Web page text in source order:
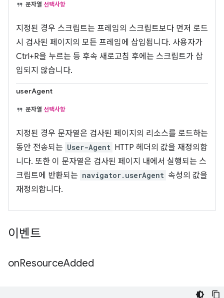
문자열 선택사항
지정된 경우 스크립트는 프레임의 스크립트보다 먼저 로드
시 검사된 페이지의 모든 프레임에 삽입됩니다. 사용자가
Ctrl+R을 누르는 등 후속 새로고침 후에는 스크립트가 삽
입되지 않습니다.
userAgent
문자열 선택사항
지정된 경우 문자열은 검사된 페이지의 리소스를 로드하는
동안 전송되는 User-Agent HTTP 헤더의 값을 재정의합
니다. 또한 이 문자열은 검사된 페이지 내에서 실행되는 스
크립트에 반환되는 navigator.userAgent 속성의 값을
재정의합니다.
이벤트
onResourceAdded